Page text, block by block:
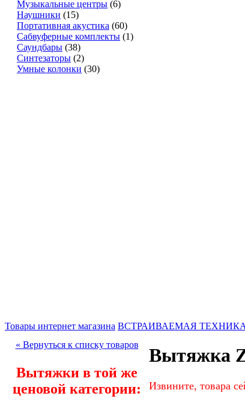
Музыкальные центры (6)
Наушники (15)
Портативная акустика (60)
Сабвуферные комплекты (1)
Саундбары (38)
Синтезаторы (2)
Умные колонки (30)
Товары интернет магазина ВСТРАИВАЕМАЯ ТЕХНИКА
« Вернуться к списку товаров
Вытяжки в той же
ценовой категории:
Вытяжка
Извините, товара